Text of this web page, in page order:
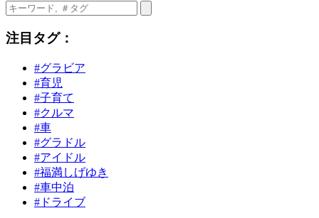
注目タグ：
#グラビア
#育児
#子育て
#クルマ
#車
#グラドル
#アイドル
#福満しげゆき
#車中泊
#ドライブ